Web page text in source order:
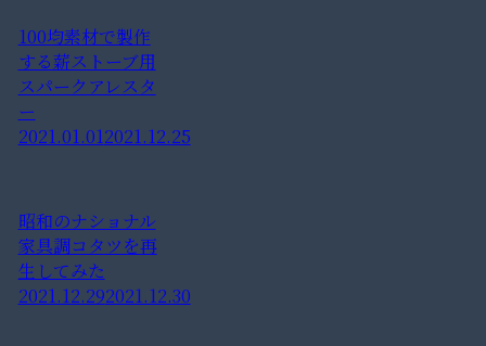
100均素材で製作
する薪ストーブ用
スパークアレスタ
ー
2021.01.012021.12.25
昭和のナショナル
家具調コタツを再
生してみた
2021.12.292021.12.30